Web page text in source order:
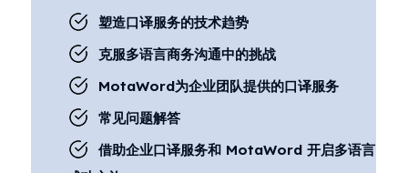
塑造口译服务的技术趋势
克服多语言商务沟通中的挑战
MotaWord为企业团队提供的口译服务
常见问题解答
借助企业口译服务和 MotaWord 开启多语言